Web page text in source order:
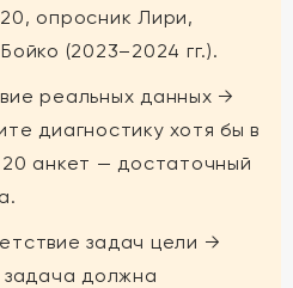
опросник Лири,
(2023–2024 гг.).
реальных данных →
диагностику хотя бы в
анкет — достаточный
задач цели →
должна